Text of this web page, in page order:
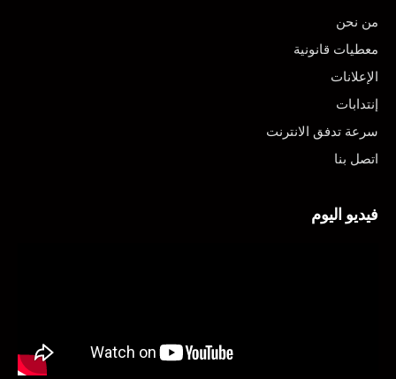
من نحن
معطيات قانونية
الإعلانات
إنتدابات
سرعة تدفق الانترنت
اتصل بنا
فيديو اليوم